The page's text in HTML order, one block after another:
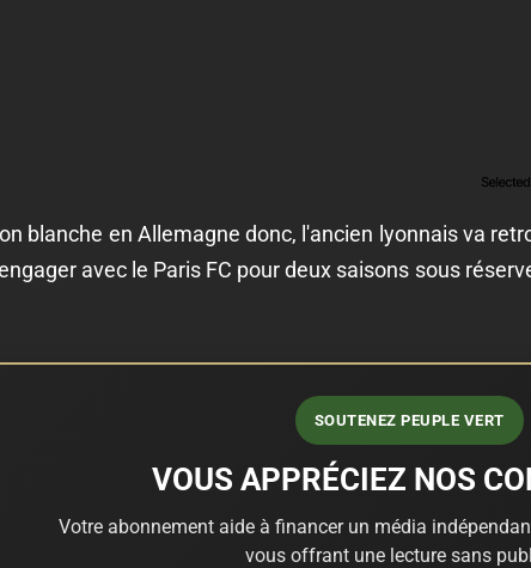
blanche en Allemagne donc, l'ancien lyonnais va
avec le Paris FC pour deux saisons sous
SOUTENEZ PEUPLE VERT
VOUS APPRÉCIEZ NOS
Votre abonnement aide à financer un média
vous offrant une lecture sans